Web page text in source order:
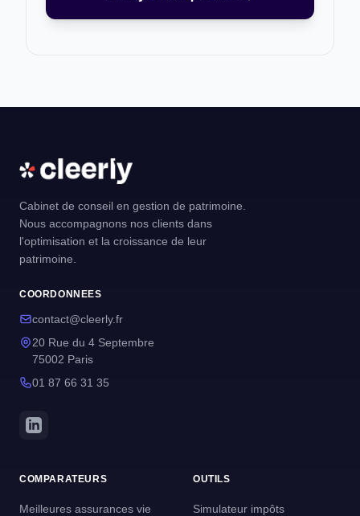
Cabinet de conseil en gestion de patrimoine.
Nous accompagnons nos clients dans
l'optimisation et la croissance de leur
patrimoine.
COORDONNEES
contact@cleerly.fr
20 Rue du 4 Septembre
75002 Paris
01 87 66 31 35
COMPARATEURS
Meilleures assurances vie
OUTILS
Simulateur impôts